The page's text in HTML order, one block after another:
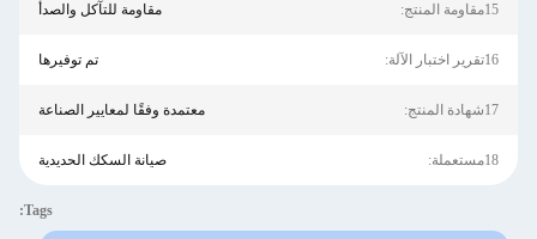
15مقاومة المنتج: مقاومة للتآكل والصدأ
16تقرير اختبار الآلة: تم توفيرها
17شهادة المنتج: معتمدة وفقًا لمعايير الصناعة
18مستعملة: صيانة السكك الحديدية
Tags: